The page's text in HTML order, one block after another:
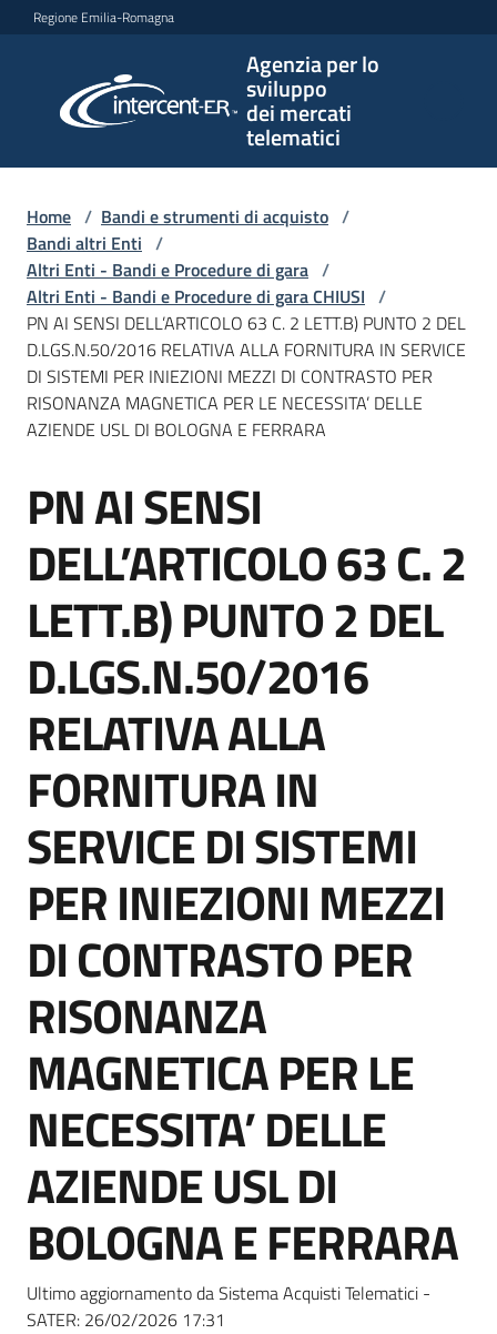
Vai al contenuto
Vai alla navigazione
Vai al footer
Regione Emilia-Romagna
Agenzia per lo
sviluppo
dei mercati
telematici
per lo
sviluppo
telematici
L'Agenzia
Bandi
e
di
acquisto
Supporto
Piattaforme
telematiche
English
site
Seguici
su
Home / Bandi e strumenti di acquisto /
Bandi altri Enti /
Altri Enti - Bandi e Procedure di gara /
Altri Enti - Bandi e Procedure di gara CHIUSI /
PN AI SENSI DELL’ARTICOLO 63 C. 2 LETT.B) PUNTO 2 DEL
D.LGS.N.50/2016 RELATIVA ALLA FORNITURA IN SERVICE
DI SISTEMI PER INIEZIONI MEZZI DI CONTRASTO PER
RISONANZA MAGNETICA PER LE NECESSITA’ DELLE
AZIENDE USL DI BOLOGNA E FERRARA
Salta al contenuto
PN AI SENSI
DELL’ARTICOLO 63 C. 2
LETT.B) PUNTO 2 DEL
D.LGS.N.50/2016
RELATIVA ALLA
FORNITURA IN
SERVICE DI SISTEMI
PER INIEZIONI MEZZI
DI CONTRASTO PER
RISONANZA
MAGNETICA PER LE
NECESSITA’ DELLE
AZIENDE USL DI
BOLOGNA E FERRARA
Ultimo aggiornamento da Sistema Acquisti Telematici -
SATER: 26/02/2026 17:31